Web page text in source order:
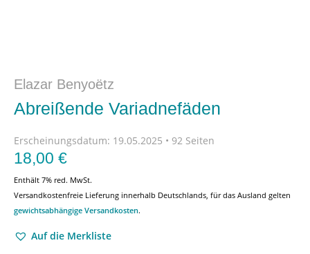
Elazar Benyoëtz
Abreißende Variadnefäden
Erscheinungsdatum: 19.05.2025 • 92 Seiten
18,00 €
Enthält 7% red. MwSt.
Versandkostenfreie Lieferung innerhalb Deutschlands, für das Ausland gelten
gewichtsabhängige Versandkosten.
Auf die Merkliste